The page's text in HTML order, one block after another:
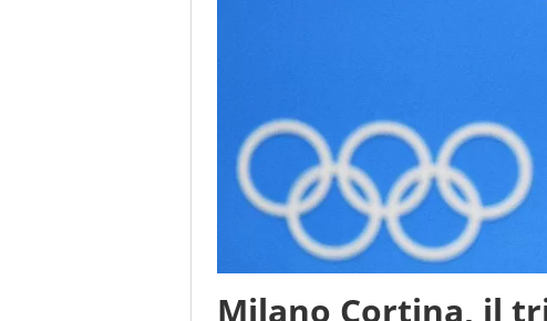
Milano Cortina, il